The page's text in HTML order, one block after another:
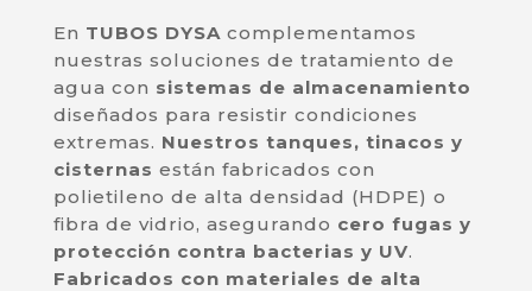
En TUBOS DYSA complementamos
nuestras soluciones de tratamiento de
agua con sistemas de almacenamiento
diseñados para resistir condiciones
extremas. Nuestros tanques, tinacos y
cisternas están fabricados con
polietileno de alta densidad (HDPE) o
fibra de vidrio, asegurando cero fugas y
protección contra bacterias y UV.
Fabricados con materiales de alta